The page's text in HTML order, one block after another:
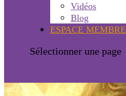
Vidéos
Blog
ESPACE MEMBRE
Sélectionner une page